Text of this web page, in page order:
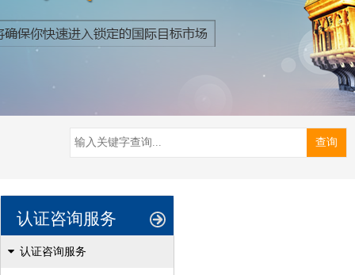
认证咨询服务
认证咨询服务